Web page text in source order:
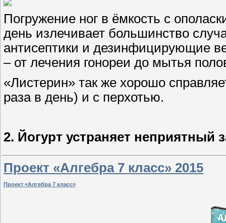
Погружение ног в ёмкость с
день излечивает большинство
антисептики и дезинфицирующие
– от лечения гонореи до мытья
«Листерин» так же хорошо
раза в день) и с перхотью.
2. Йогурт устраняет неприятный
Проект «Алгебра 7 класс» 2015
Проект «Алгебра 7 класс»